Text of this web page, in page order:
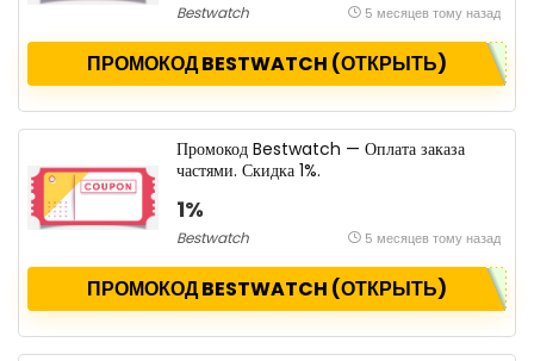
Bestwatch 5 месяцев тому назад
ПРОМОКОД BESTWATCH (ОТКРЫТЬ)
Промокод Bestwatch — Оплата заказа
частями. Скидка 1%.
1%
Bestwatch 5 месяцев тому назад
ПРОМОКОД BESTWATCH (ОТКРЫТЬ)